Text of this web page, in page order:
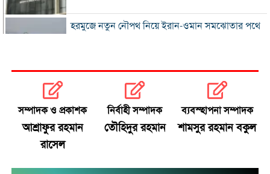
হরমুজে নতুন নৌপথ নিয়ে ইরান-ওমান সমঝোতার পথে
ভুল স্বীকার করে ক্ষমা চাইল ফিফা
স্বর্ণের ভরি বাড়ল প্রায় ১০ হাজার টাকা
সম্পাদক ও প্রকাশক
আশ্রাফুর রহমান
রাসেল
নির্বাহী সম্পাদক
তৌহিদুর রহমান
ব্যবস্হাপনা সম্পাদক
শামসুর রহমান বকুল